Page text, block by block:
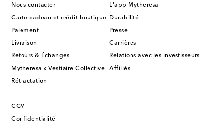
Nous contacter
Carte cadeau et crédit boutique
Paiement
Livraison
Retours & Échanges
Mytheresa x Vestiaire Collective
Rétractation
L'app Mytheresa
Durabilité
Presse
Carrières
Relations avec les investisseurs
Affiliés
CGV
Confidentialité